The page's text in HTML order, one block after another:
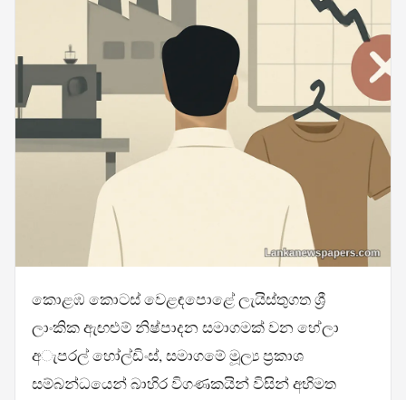
කොළඹ කොටස් වෙළඳපොළේ ලැයිස්තුගත ශ්‍රී
ලාංකික ඇඟළුම් නිෂ්පාදන සමාගමක් වන හේලා
අැපරල් හෝල්ඩිංස්, සමාගමේ මූල්‍ය ප්‍රකාශ
සම්බන්ධයෙන් බාහිර විගණකයින් විසින් අභිමත